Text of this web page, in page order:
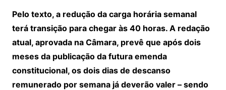
Pelo texto, a redução da carga horária semanal
terá transição para chegar às 40 horas. A redação
atual, aprovada na Câmara, prevê que após dois
meses da publicação da futura emenda
constitucional, os dois dias de descanso
remunerado por semana já deverão valer – sendo